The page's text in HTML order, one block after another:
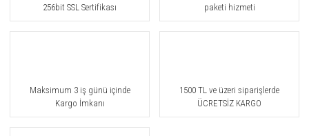
256bit SSL Sertifikası
paketi hizmeti
Maksimum 3 iş günü içinde
Kargo İmkanı
1500 TL ve üzeri siparişlerde
ÜCRETSİZ KARGO